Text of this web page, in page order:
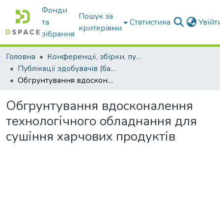
Фонди
та
зібрання
Пошук за
критеріями
Статистика
Головна
Конференції, збірки, публікації молодих вчених і здобувачів : магістрів, бакалаврів, аспірантів.
Публікації здобувачів (бакалаврів. магістрів, аспірантів)
Обгрунтування вдосконалення технологічного обладнання для сушіння харчових продуктів
Обгрунтування вдосконалення
технологічного обладнання для
сушіння харчових продуктів